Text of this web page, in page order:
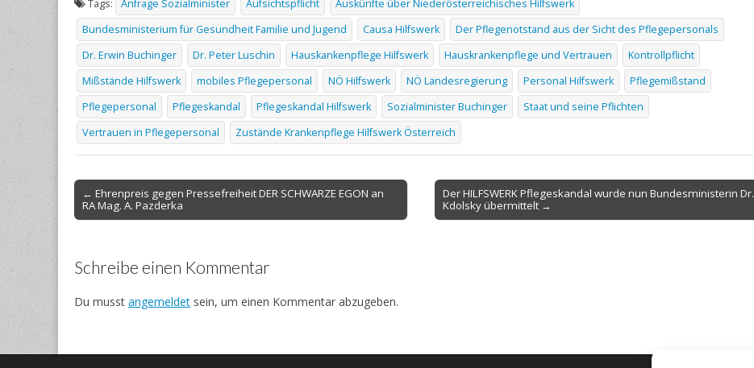
Tags: Anfrage Sozialminister Aufsichtspflicht
Auskünfte über Niederösterreichisches Hilfswerk
Bundesministerium für Gesundheit Familie und Jugend
Causa Hilfswerk
Der Pflegenotstand aus der Sicht des Pflegepersonals
Dr. Erwin Buchinger
Dr. Peter Luschin Hauskankenpflege Hilfswerk Hauskrankenpflege und Vertrauen
Kontrollpflicht
Mißstände Hilfswerk
mobiles Pflegepersonal NÖ Hilfswerk NÖ Landesregierung Personal Hilfswerk
Pflegemißstand
Pflegepersonal
Pflegeskandal Pflegeskandal Hilfswerk Sozialminister Buchinger
Staat und seine Pflichten
Vertrauen in Pflegepersonal
Zustände Krankenpflege Hilfswerk Österreich
Post
navigation
← Ehrenpreis gegen Pressefreiheit DER SCHWARZE EGON an
RA Mag. A. Pazderka
Der HILFSWERK Pflegeskandal wurde nun Bundesministerin Dr.
Kdolsky übermittelt →
Schreibe einen Kommentar
Du musst angemeldet sein, um einen Kommentar abzugeben.